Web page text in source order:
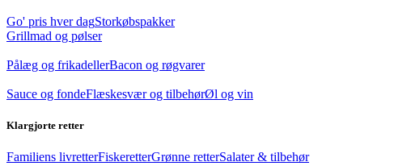
Go' pris hver dagStorkøbspakker
Grillmad og pølser
Pålæg og frikadellerBacon og røgvarer
Sauce og fondeFlæskesvær og tilbehørØl og vin
Klargjorte retter
Familiens livretterFiskeretterGrønne retterSalater & tilbehør